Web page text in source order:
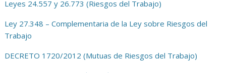
Leyes 24.557 y 26.773 (Riesgos del Trabajo)
Ley 27.348 – Complementaria de la Ley sobre Riesgos del
Trabajo
DECRETO 1720/2012 (Mutuas de Riesgos del Trabajo)